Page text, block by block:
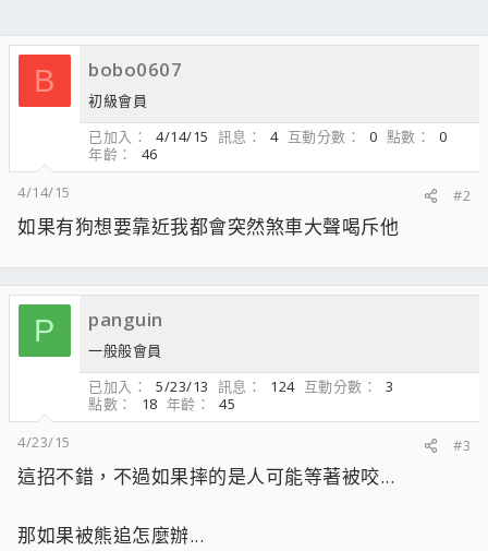
B bobo0607
初級會員
已加入
4/14/15 訊息 4 互動分數 0 點數
0
年齡
46
4/14/15
#2
如果有狗想要靠近我都會突然煞車大聲喝斥他
P panguin
一般般會員
已加入
5/23/13 訊息 124 互動分數
3
點數
18 年齡
45
4/23/15
#3
這招不錯，不過如果摔的是人可能等著被咬...
那如果被熊追怎麼辦...